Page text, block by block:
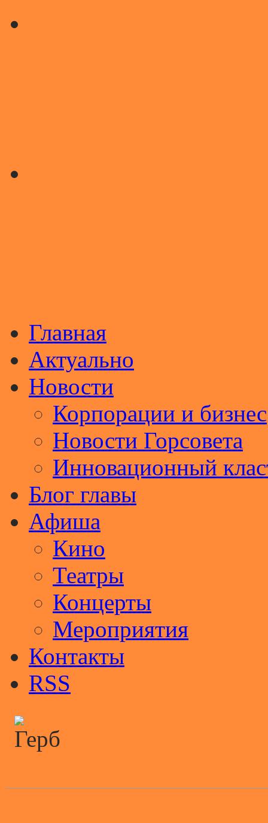
Главная
Актуально
Новости
Корпорации и бизнес
Новости Горсовета
Инновационный
Блог главы
Афиша
Кино
Театры
Концерты
Мероприятия
Контакты
RSS